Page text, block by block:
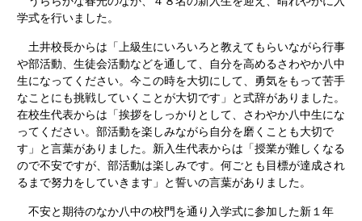
学式を行いました。
土井校長からは「上級生にいろいろと教えてもらいながら行事
や部活動、生徒会活動などを通して、自分を高めるさわやか八中
生になってください。今この時を大切にして、勇気をもって苦手
なことにも挑戦していくことが大切です」と式辞がありました。
在校生代表からは「挨拶をしっかりとして、さわやか八中生にな
ってください。部活動を楽しみながら自分を磨くことも大切で
す」と言葉がありました。新入生代表からは「授業が難しくなる
ので不安ですが、部活動は楽しみです。何ごとも目標が達成され
るまで努力をしていきます」と誓いの言葉がありました。
不安と期待のなか八中の校門を通り入学式に参加した新１年